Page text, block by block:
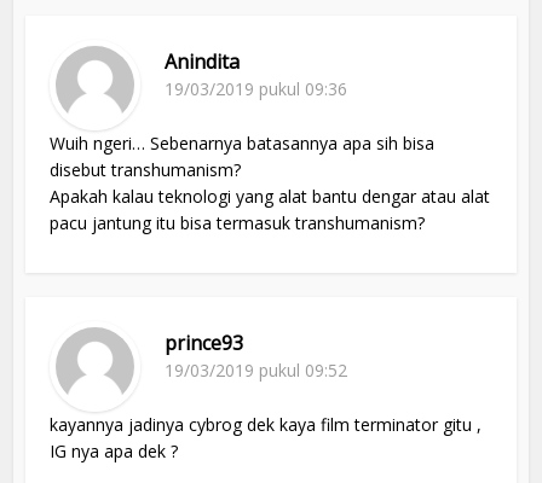
Anindita
19/03/2019 pukul 09:36
Wuih ngeri… Sebenarnya batasannya apa sih bisa
disebut transhumanism?
Apakah kalau teknologi yang alat bantu dengar atau alat
pacu jantung itu bisa termasuk transhumanism?
prince93
19/03/2019 pukul 09:52
kayannya jadinya cybrog dek kaya film terminator gitu ,
IG nya apa dek ?